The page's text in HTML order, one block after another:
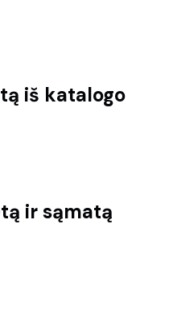
iš katalogo
ir sąmatą